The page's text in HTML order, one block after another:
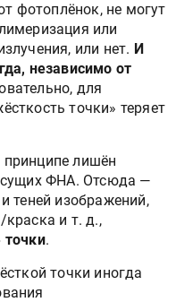
фотоплёнок, не могут
или
или нет. И
независимо от
для
точки» теряет
лишён
ФНА. Отсюда —
теней изображений,
и т. д.,
точки.
точки иногда